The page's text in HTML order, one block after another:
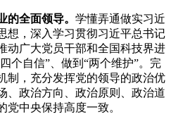
的全面领导。 学懂弄通做实习近
想，深入学习贯彻习近平总书记
动广大党员干部和全国科技界进
个自信”、做到“两个维护”。完
制，充分发挥党的领导的政治优
、政治方向、政治原则、政治道
党中央保持高度一致。